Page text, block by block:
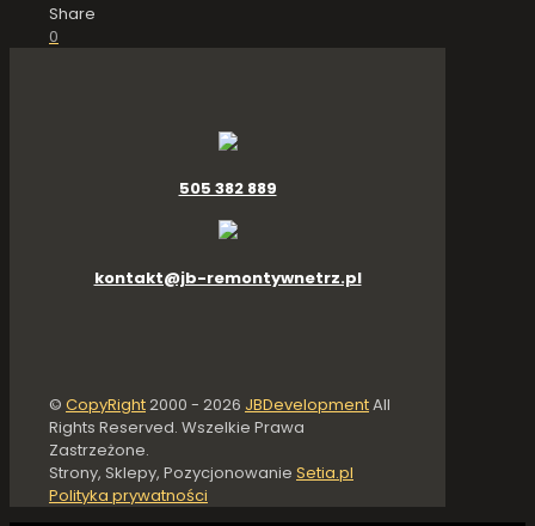
Share
0
505 382 889
kontakt@jb-remontywnetrz.pl
© CopyRight2000 - 2026 JBDevelopmentAll
Rights Reserved. Wszelkie Prawa
Zastrzeżone.
Strony, Sklepy, Pozycjonowanie Setia.pl
Polityka prywatności